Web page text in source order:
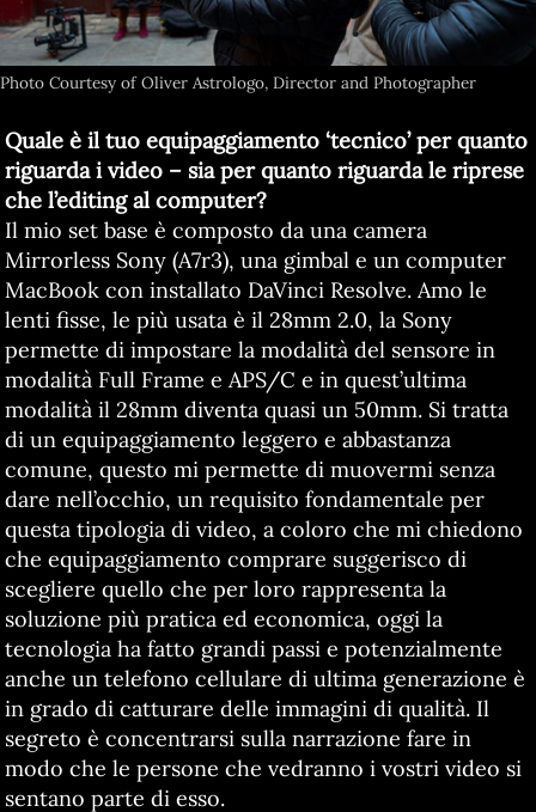
Photo Courtesy of Oliver Astrologo, Director and Photographer
Quale è il tuo equipaggiamento ‘tecnico’ per quanto
riguarda i video – sia per quanto riguarda le riprese
che l’editing al computer?
Il mio set base è composto da una camera
Mirrorless Sony (A7r3), una gimbal e un computer
MacBook con installato DaVinci Resolve. Amo le
lenti fisse, le più usata è il 28mm 2.0, la Sony
permette di impostare la modalità del sensore in
modalità Full Frame e APS/C e in quest’ultima
modalità il 28mm diventa quasi un 50mm. Si tratta
di un equipaggiamento leggero e abbastanza
comune, questo mi permette di muovermi senza
dare nell’occhio, un requisito fondamentale per
questa tipologia di video, a coloro che mi chiedono
che equipaggiamento comprare suggerisco di
scegliere quello che per loro rappresenta la
soluzione più pratica ed economica, oggi la
tecnologia ha fatto grandi passi e potenzialmente
anche un telefono cellulare di ultima generazione è
in grado di catturare delle immagini di qualità. Il
segreto è concentrarsi sulla narrazione fare in
modo che le persone che vedranno i vostri video si
sentano parte di esso.